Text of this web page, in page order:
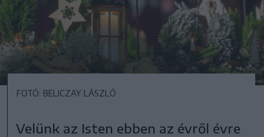
FOTÓ: BELICZAY LÁSZLÓ
Velünk az Isten ebben az évről évre